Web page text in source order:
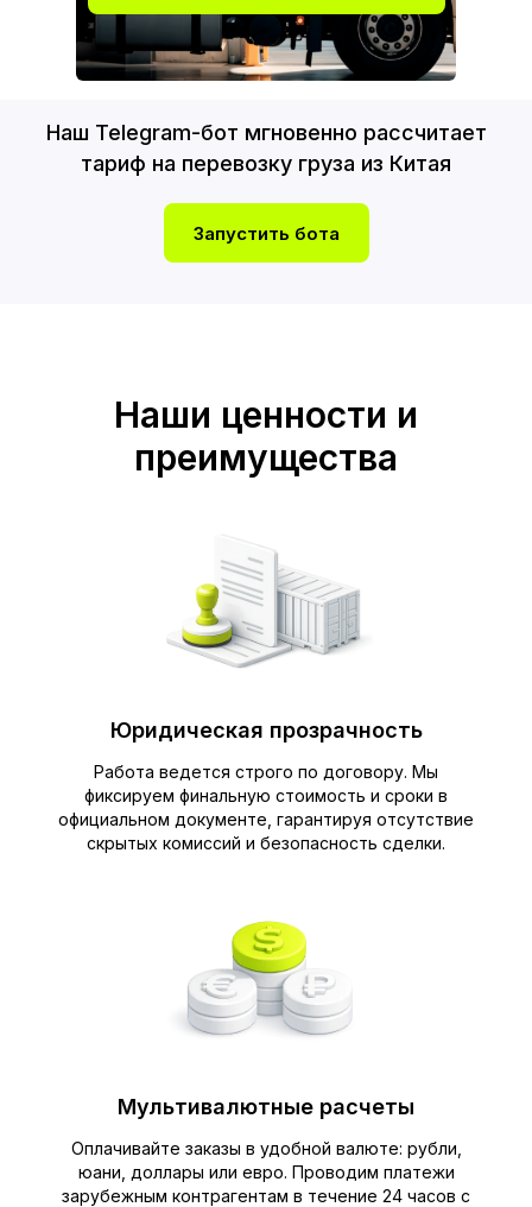
Наш Telegram-бот мгновенно рассчитает
тариф на перевозку груза из Китая
Запустить бота
Наши ценности и
преимущества
Юридическая прозрачность
Работа ведется строго по договору. Мы
фиксируем финальную стоимость и сроки в
официальном документе, гарантируя отсутствие
скрытых комиссий и безопасность сделки.
Мультивалютные расчеты
Оплачивайте заказы в удобной валюте: рубли,
юани, доллары или евро. Проводим платежи
зарубежным контрагентам в течение 24 часов с